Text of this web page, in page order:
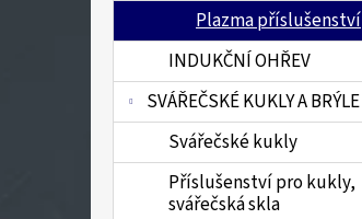
Plazma příslušenství
INDUKČNÍ OHŘEV
SVÁŘEČSKÉ KUKLY A BRÝLE
Svářečské kukly
Příslušenství pro kukly,
svářečská skla